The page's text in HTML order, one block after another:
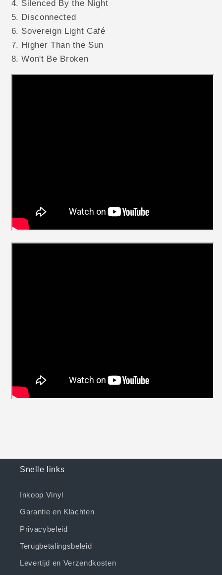
4. Silenced By the Night
5. Disconnected
6. Sovereign Light Café
7. Higher Than the Sun
8. Won't Be Broken
Snelle links
Inkoop Vinyl
Garantie en Klachten
Privacybeleid
Terugbetalingsbeleid
Levertijd en Verzendkosten